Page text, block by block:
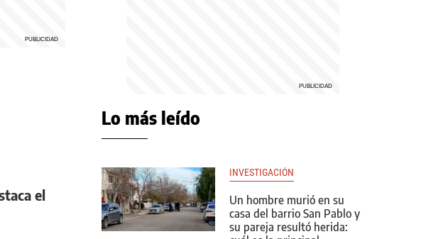
el
Lo más leído
INVESTIGACIÓN
Un hombre murió en su
casa del barrio San Pablo y
su pareja resultó herida: